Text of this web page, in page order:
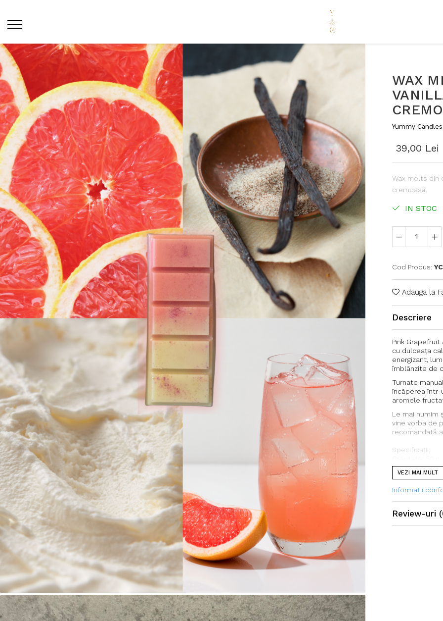
WAX
Yummy Candles
39,00 Lei
Wax melts din
cremoasă.
IN STOC
Cod Produs:
Adauga la
Descriere
Pink
cu dulceața
energizant,
îmblânzite de
Turnate
încăperea
aromele
Le mai numim
vine vorba de
recomandată
Specificații:
Ceara din soia
toxici)
Recomandare
Pune o
VEZI MAI MULT
Informatii
Review-uri